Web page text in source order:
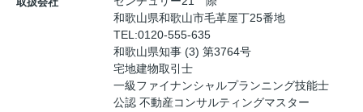
和歌山県和歌山市毛革屋丁25番地
TEL:0120-555-635
和歌山県知事 (3) 第3764号
宅地建物取引士
一級ファイナンシャルプランニング技能士
公認 不動産コンサルティングマスター